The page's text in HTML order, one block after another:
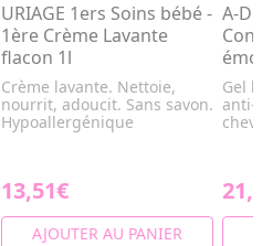
URIAGE 1ers Soins bébé -
1ère Crème Lavante
flacon 1l
Crème lavante. Nettoie,
nourrit, adoucit. Sans savon.
Hypoallergénique
13,51€
AJOUTER AU PANIER
A-
Gel
anti-